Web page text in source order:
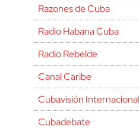
Razones de Cuba
Radio Habana Cuba
Radio Rebelde
Canal Caribe
Cubavisión Internacional
Cubadebate